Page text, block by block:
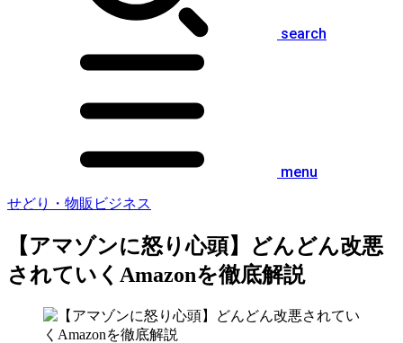
search
menu
せどり・物販ビジネス
【アマゾンに怒り心頭】どんどん改悪
されていくAmazonを徹底解説